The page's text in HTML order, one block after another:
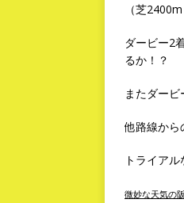
（芝2400m
ダービー2
るか！？
またダー
他路線から
トライア
微妙な天気の